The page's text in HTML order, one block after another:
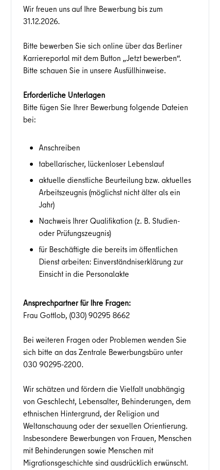
Wir freuen uns auf Ihre Bewerbung bis zum
31.12.2026.
Bitte bewerben Sie sich online über das Berliner
Karriereportal mit dem Button „Jetzt bewerben“.
Bitte schauen Sie in unsere Ausfüllhinweise.
Erforderliche Unterlagen
Bitte fügen Sie Ihrer Bewerbung folgende Dateien
bei:
Anschreiben
tabellarischer, lückenloser Lebenslauf
aktuelle dienstliche Beurteilung bzw. aktuelles
Arbeitszeugnis (möglichst nicht älter als ein
Jahr)
Nachweis Ihrer Qualifikation (z. B. Studien-
oder Prüfungszeugnis)
für Beschäftigte die bereits im öffentlichen
Dienst arbeiten: Einverständniserklärung zur
Einsicht in die Personalakte
Ansprechpartner für Ihre Fragen:
Frau Gottlob, (030) 90295 8662
Bei weiteren Fragen oder Problemen wenden Sie
sich bitte an das Zentrale Bewerbungsbüro unter
030 90295-2200.
Wir schätzen und fördern die Vielfalt unabhängig
von Geschlecht, Lebensalter, Behinderungen, dem
ethnischen Hintergrund, der Religion und
Weltanschauung oder der sexuellen Orientierung.
Insbesondere Bewerbungen von Frauen, Menschen
mit Behinderungen sowie Menschen mit
Migrationsgeschichte sind ausdrücklich erwünscht.